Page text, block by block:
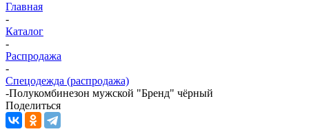
Главная
-
Каталог
-
Распродажа
-
Спецодежда (распродажа)
-Полукомбинезон мужской "Бренд" чёрный
Поделиться